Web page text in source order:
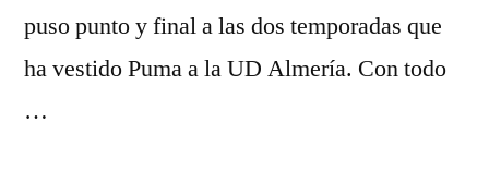
puso punto y final a las dos temporadas que
ha vestido Puma a la UD Almería. Con todo
…